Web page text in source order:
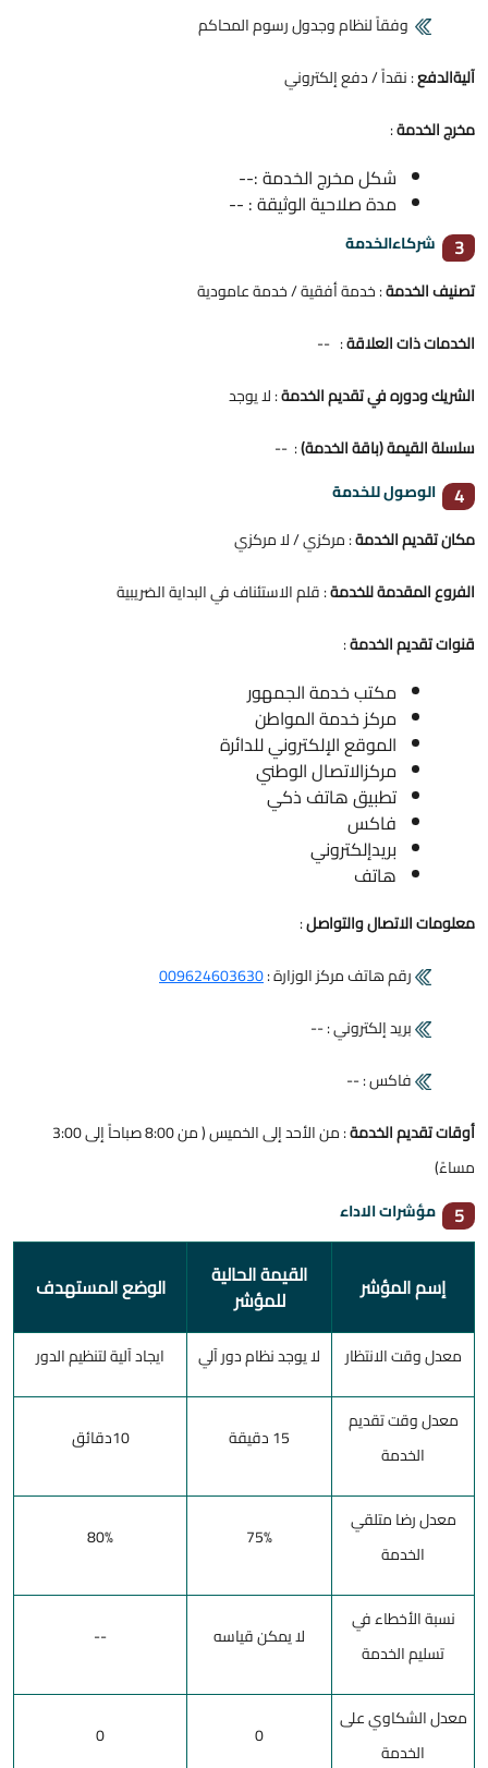
وفقاً لنظام وجدول رسوم المحاكم
آليةالدفع: نقداً / دفع إلكتروني
مخرج الخدمة:
شكل مخرج الخدمة :--
مدة صلاحية الوثيقة : --
3
شركاءالخدمة
تصنيف الخدمة: خدمة أفقية / خدمة عامودية
الخدمات ذات العلاقة: --
الشريك ودوره في تقديم الخدمة: لا يوجد
سلسلة القيمة (باقة الخدمة): --
4
الوصول للخدمة
مكان تقديم الخدمة: مركزي / لا مركزي
الفروع المقدمة للخدمة: قلم الاستئناف في البداية الضريبية
قنوات تقديم الخدمة:
مكتب خدمة الجمهور
مركز خدمة المواطن
الموقع الإلكتروني للدائرة
مركزالاتصال الوطني
تطبيق هاتف ذكي
فاكس
بريدإلكتروني
هاتف
معلومات الاتصال والتواصل:
رقم هاتف مركز الوزارة :009624603630
بريد إلكتروني : --
فاكس : --
أوقات تقديم الخدمة
: من الأحد إلى الخميس ( من 8:00 صباحاً إلى 3:00
مساءً)
5 مؤشرات الاداء
إسم المؤشر
القيمة الحالية
للمؤشر
الوضع المستهدف
معدل وقت الانتظار لا يوجد نظام دور آلي ايجاد آلية لتنظيم الدور
معدل وقت تقديم
الخدمة
15 دقيقة 10دقائق
معدل رضا متلقي
الخدمة
75%
80%
نسبة الأخطاء في
تسليم الخدمة
لا يمكن قياسه --
معدل الشكاوي على
الخدمة
0
0